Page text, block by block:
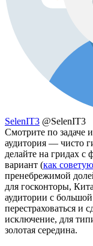
SelenIT3 @SelenIT3
Смотрите по задаче
аудитория — чисто
делайте на гридах
вариант (как
пренебрежимой
для госконторы,
аудитории с
перестраховаться и
исключение, для
золотая середина.